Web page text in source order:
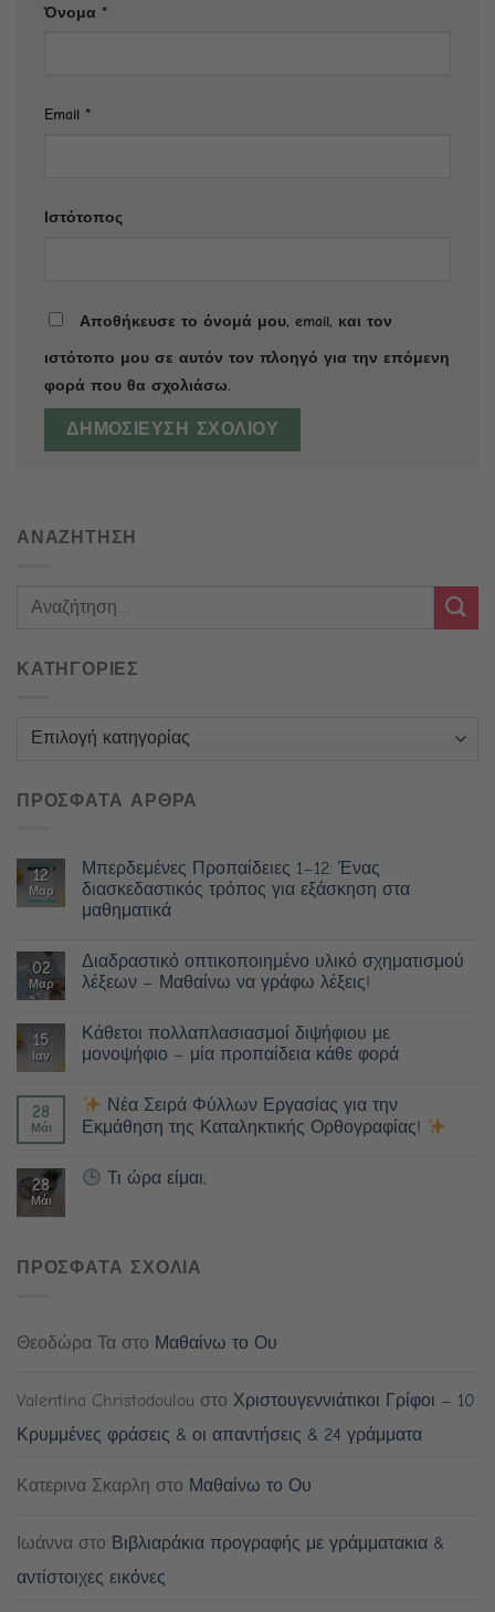
Όνομα *
Email *
Ιστότοπος
Αποθήκευσε το όνομά μου, email, και τον
ιστότοπο μου σε αυτόν τον πλοηγό για την επόμενη
φορά που θα σχολιάσω.
ΑΝΑΖΗΤΗΣΗ
ΚΑΤΗΓΟΡΙΕΣ
Κατηγορίες
ΠΡΟΣΦΑΤΑ ΑΡΘΡΑ
12
Μαρ
Μπερδεμένες Προπαίδειες 1–12: Ένας
διασκεδαστικός τρόπος για εξάσκηση στα
μαθηματικά
02
Μαρ
Διαδραστικό οπτικοποιημένο υλικό σχηματισμού
λέξεων – Μαθαίνω να γράφω λέξεις!
15
Ιαν
Κάθετοι πολλαπλασιασμοί διψήφιου με
μονοψήφιο – μία προπαίδεια κάθε φορά
28
Μάι
Νέα Σειρά Φύλλων Εργασίας για την
Εκμάθηση της Καταληκτικής Ορθογραφίας!
28
Μάι
Τι ώρα είμαι;
ΠΡΟΣΦΑΤΑ ΣΧΟΛΙΑ
Θεοδώρα Τα στο Μαθαίνω το Ου
Valentina Christodoulou στο Χριστουγεννιάτικοι Γρίφοι – 10
Κρυμμένες φράσεις & οι απαντήσεις & 24 γράμματα
Κατερινα Σκαρλη στο Μαθαίνω το Ου
Ιωάννα στο Βιβλιαράκια προγραφής με γράμματακια &
αντίστοιχες εικόνες